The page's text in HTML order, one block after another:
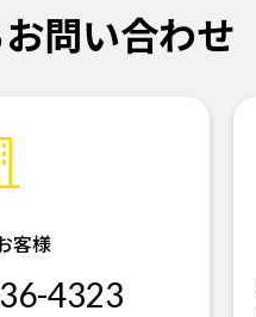
問い合わせ
客様
4323